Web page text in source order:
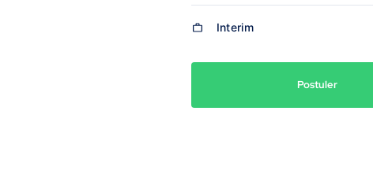
Interim
Postuler